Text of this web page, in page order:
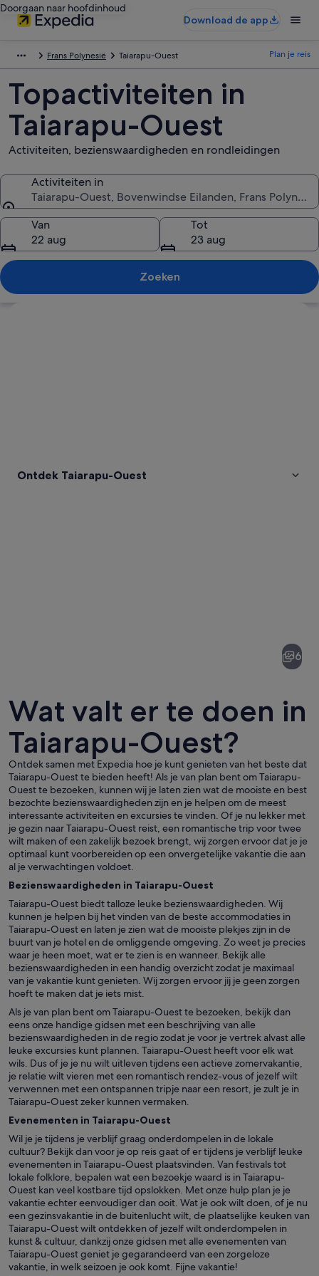
Doorgaan naar hoofdinhoud
Download de app
Frans Polynesië Taiarapu-Ouest Plan je reis
Topactiviteiten in
Taiarapu-Ouest
Activiteiten, bezienswaardigheden en rondleidingen
Activiteiten in
Taiarapu-Ouest, Bovenwindse Eilanden, Frans Polynesië
Activiteiten in
Van
22 aug
Tot
23 aug
Zoeken
Ontdek Taiarapu-Ouest
Een tropisch eiland met helderblauw
6
Wat valt er te doen in
Taiarapu-Ouest?
Ontdek samen met Expedia hoe je kunt genieten van het beste dat
Taiarapu-Ouest te bieden heeft! Als je van plan bent om Taiarapu-
Ouest te bezoeken, kunnen wij je laten zien wat de mooiste en best
bezochte bezienswaardigheden zijn en je helpen om de meest
interessante activiteiten en excursies te vinden. Of je nu lekker met
je gezin naar Taiarapu-Ouest reist, een romantische trip voor twee
wilt maken of een zakelijk bezoek brengt, wij zorgen ervoor dat je je
optimaal kunt voorbereiden op een onvergetelijke vakantie die aan
al je verwachtingen voldoet.
Bezienswaardigheden in Taiarapu-Ouest
Taiarapu-Ouest biedt talloze leuke bezienswaardigheden. Wij
kunnen je helpen bij het vinden van de beste accommodaties in
Taiarapu-Ouest en laten je zien wat de mooiste plekjes zijn in de
buurt van je hotel en de omliggende omgeving. Zo weet je precies
waar je heen moet, wat er te zien is en wanneer. Bekijk alle
bezienswaardigheden in een handig overzicht zodat je maximaal
van je vakantie kunt genieten. Wij zorgen ervoor jij je geen zorgen
hoeft te maken dat je iets mist.
Als je van plan bent om Taiarapu-Ouest te bezoeken, bekijk dan
eens onze handige gidsen met een beschrijving van alle
bezienswaardigheden in de regio zodat je voor je vertrek alvast alle
leuke excursies kunt plannen. Taiarapu-Ouest heeft voor elk wat
wils. Dus of je je nu wilt uitleven tijdens een actieve zomervakantie,
je relatie wilt vieren met een romantisch rendez-vous of jezelf wilt
verwennen met een ontspannen tripje naar een resort, je zult je in
Taiarapu-Ouest zeker kunnen vermaken.
Evenementen in Taiarapu-Ouest
Wil je je tijdens je verblijf graag onderdompelen in de lokale
cultuur? Bekijk dan voor je op reis gaat of er tijdens je verblijf leuke
evenementen in Taiarapu-Ouest plaatsvinden. Van festivals tot
lokale folklore, bepalen wat een bezoekje waard is in Taiarapu-
Ouest kan veel kostbare tijd opslokken. Met onze hulp plan je je
vakantie echter eenvoudiger dan ooit. Wat je ook wilt doen, of je nu
een gezinsvakantie in de buitenlucht wilt, de plaatselijke keuken van
Taiarapu-Ouest wilt ontdekken of jezelf wilt onderdompelen in
kunst & cultuur, dankzij onze gidsen met alle evenementen van
Taiarapu-Ouest geniet je gegarandeerd van een zorgeloze
vakantie, in welk seizoen je ook komt. Fijne vakantie!